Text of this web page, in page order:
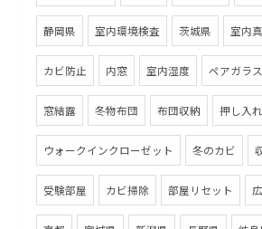
静岡県 室内環境検査 茨城県 室内
カビ防止 内窓 室内湿度 ペアガラス
窓結露 冬物布団 布団収納 押し入
ウォークインクローゼット 冬のカビ
受験部屋 カビ掃除 部屋リセット